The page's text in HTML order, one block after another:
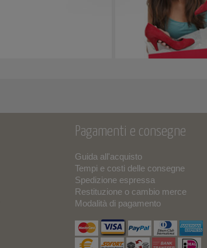
Pagamenti e consegne
Guida all'acquisto
Tempi e costi delle consegne
Spedizione espressa
Restituzione o cambio merce
Modalità di pagamento